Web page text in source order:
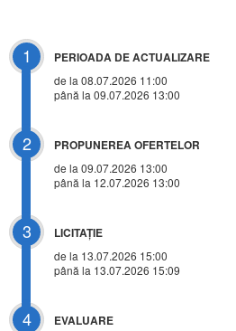
1 PERIOADA DE ACTUALIZARE
de la 08.07.2026 11:00
până la 09.07.2026 13:00
2 PROPUNEREA OFERTELOR
de la 09.07.2026 13:00
până la 12.07.2026 13:00
3 LICITAŢIE
de la 13.07.2026 15:00
până la 13.07.2026 15:09
4 EVALUARE